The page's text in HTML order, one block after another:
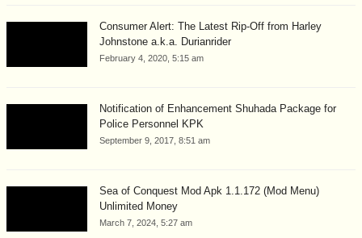
Consumer Alert: The Latest Rip-Off from Harley
Johnstone a.k.a. Durianrider
February 4, 2020, 5:15 am
Notification of Enhancement Shuhada Package for
Police Personnel KPK
September 9, 2017, 8:51 am
Sea of Conquest Mod Apk 1.1.172 (Mod Menu)
Unlimited Money
March 7, 2024, 5:27 am